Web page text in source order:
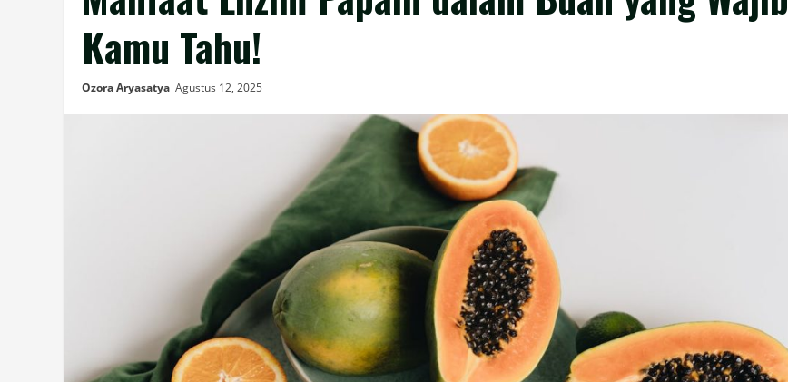
Kamu Tahu!
Ozora Aryasatya Agustus 12, 2025